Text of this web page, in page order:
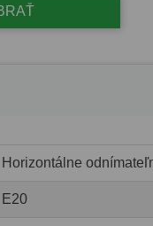
Horizontálne
E20